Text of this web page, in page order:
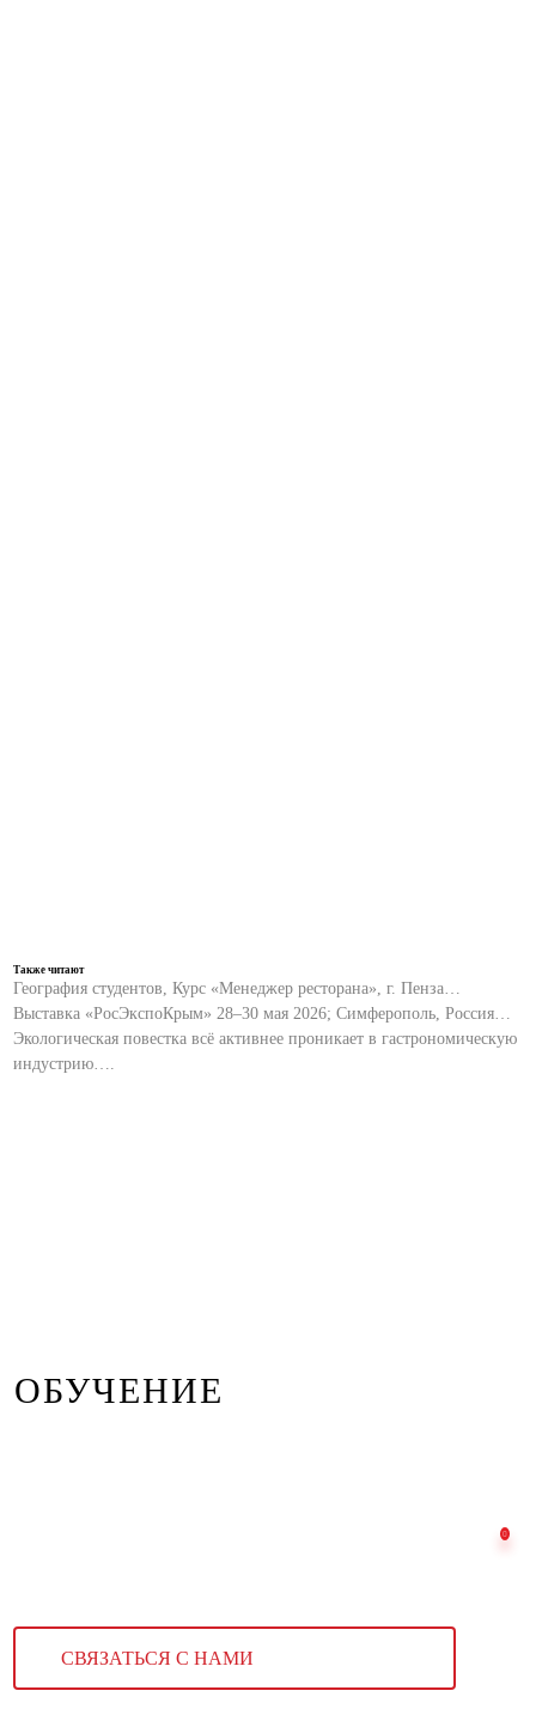
Также читают
География студентов, Курс «Менеджер ресторана», г. Пенза…
Выставка «РосЭкспоКрым» 28–30 мая 2026; Симферополь, Россия…
Экологическая повестка всё активнее проникает в гастрономическую
индустрию….
ОБУЧЕНИЕ
СВЯЗАТЬСЯ С НАМИ